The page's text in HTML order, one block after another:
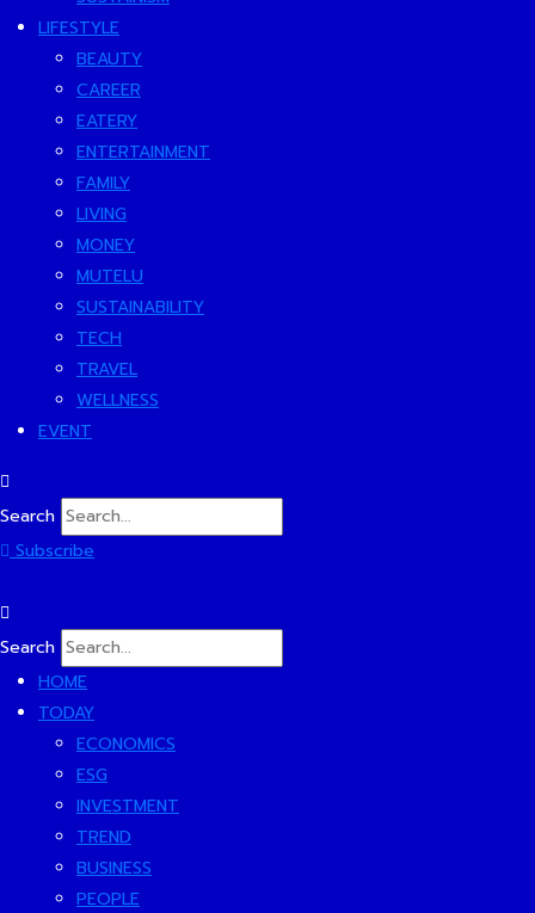
LIFESTYLE
BEAUTY
CAREER
EATERY
ENTERTAINMENT
FAMILY
LIVING
MONEY
MUTELU
SUSTAINABILITY
TECH
TRAVEL
WELLNESS
EVENT
Search
Subscribe
Search
HOME
TODAY
ECONOMICS
ESG
INVESTMENT
TREND
BUSINESS
PEOPLE